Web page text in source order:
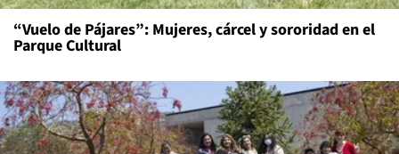
“Vuelo de Pájares”: Mujeres, cárcel y sororidad en el
Parque Cultural